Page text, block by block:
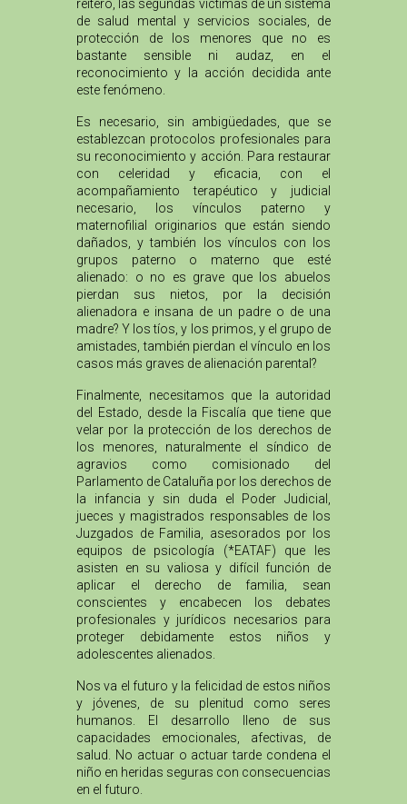
reitero, las segundas víctimas de un sistema
de salud mental y servicios sociales, de
protección de los menores que no es
bastante sensible ni audaz, en el
reconocimiento y la acción decidida ante
este fenómeno.
Es necesario, sin ambigüedades, que se
establezcan protocolos profesionales para
su reconocimiento y acción. Para restaurar
con celeridad y eficacia, con el
acompañamiento terapéutico y judicial
necesario, los vínculos paterno y
maternofilial originarios que están siendo
dañados, y también los vínculos con los
grupos paterno o materno que esté
alienado: o no es grave que los abuelos
pierdan sus nietos, por la decisión
alienadora e insana de un padre o de una
madre? Y los tíos, y los primos, y el grupo de
amistades, también pierdan el vínculo en los
casos más graves de alienación parental?
Finalmente, necesitamos que la autoridad
del Estado, desde la Fiscalía que tiene que
velar por la protección de los derechos de
los menores, naturalmente el síndico de
agravios como comisionado del
Parlamento de Cataluña por los derechos de
la infancia y sin duda el Poder Judicial,
jueces y magistrados responsables de los
Juzgados de Familia, asesorados por los
equipos de psicología (*EATAF) que les
asisten en su valiosa y difícil función de
aplicar el derecho de familia, sean
conscientes y encabecen los debates
profesionales y jurídicos necesarios para
proteger debidamente estos niños y
adolescentes alienados.
Nos va el futuro y la felicidad de estos niños
y jóvenes, de su plenitud como seres
humanos. El desarrollo lleno de sus
capacidades emocionales, afectivas, de
salud. No actuar o actuar tarde condena el
niño en heridas seguras con consecuencias
en el futuro.